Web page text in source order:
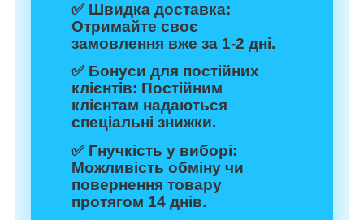
✅ Швидка доставка:
Отримайте своє
замовлення вже за 1-2 дні.
✅ Бонуси для постійних
клієнтів: Постійним
клієнтам надаються
спеціальні знижки.
✅ Гнучкість у виборі:
Можливість обміну чи
повернення товару
протягом 14 днів.